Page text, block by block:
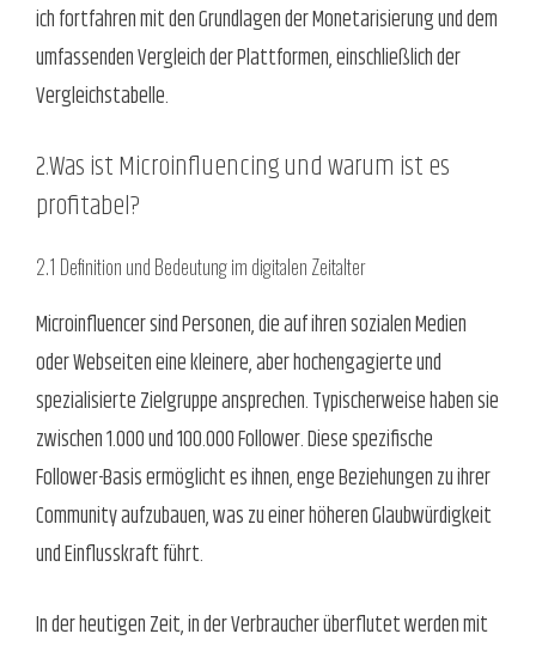
ich fortfahren mit den Grundlagen der Monetarisierung und dem
umfassenden Vergleich der Plattformen, einschließlich der
Vergleichstabelle.
2.Was ist Microinfluencing und warum ist es
profitabel?
2.1 Definition und Bedeutung im digitalen Zeitalter
Microinfluencer sind Personen, die auf ihren sozialen Medien
oder Webseiten eine kleinere, aber hochengagierte und
spezialisierte Zielgruppe ansprechen. Typischerweise haben sie
zwischen 1.000 und 100.000 Follower. Diese spezifische
Follower-Basis ermöglicht es ihnen, enge Beziehungen zu ihrer
Community aufzubauen, was zu einer höheren Glaubwürdigkeit
und Einflusskraft führt.
In der heutigen Zeit, in der Verbraucher überflutet werden mit